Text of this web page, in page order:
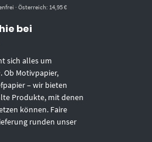
· Österreich: 14,95 €
bei
sich alles um
Motivpapier,
– wir bieten
Produkte, mit denen
können. Faire
runden unser